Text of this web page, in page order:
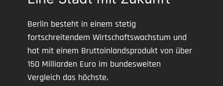
Berlin besteht in einem stetig
fortschreitendem Wirtschaftswachstum und
hat mit einem Bruttoinlandsprodukt von über
150 Milliarden Euro im bundesweiten
Vergleich das höchste.